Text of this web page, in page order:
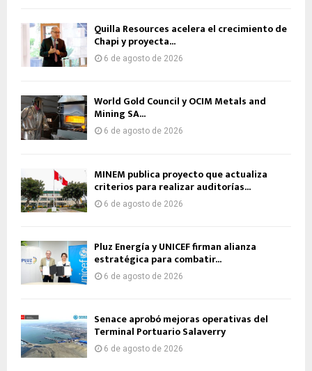
Quilla Resources acelera el crecimiento de
Chapi y proyecta...
6 de agosto de 2026
World Gold Council y OCIM Metals and
Mining SA...
6 de agosto de 2026
MINEM publica proyecto que actualiza
criterios para realizar auditorías...
6 de agosto de 2026
Pluz Energía y UNICEF firman alianza
estratégica para combatir...
6 de agosto de 2026
Senace aprobó mejoras operativas del
Terminal Portuario Salaverry
6 de agosto de 2026